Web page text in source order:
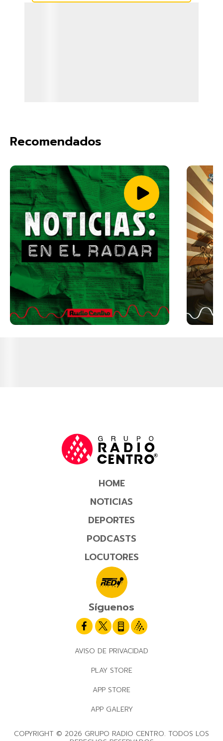
Recomendados
HOME
NOTICIAS
DEPORTES
PODCASTS
LOCUTORES
Síguenos
AVISO DE PRIVACIDAD
PLAY STORE
APP STORE
APP GALERY
COPYRIGHT © 2026 GRUPO RADIO CENTRO. TODOS LOS